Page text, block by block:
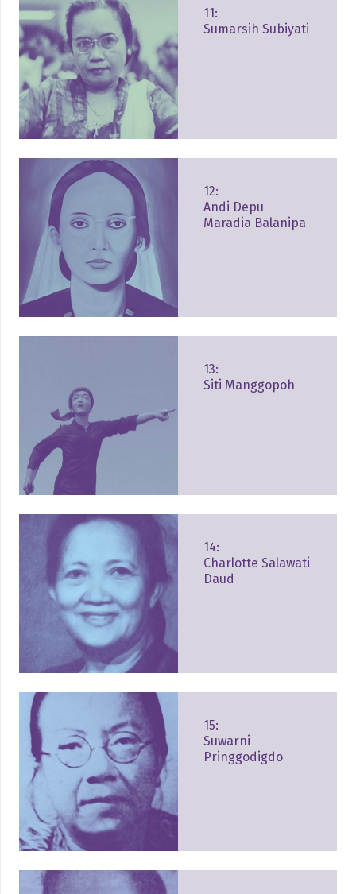
11:
Sumarsih Subiyati
12:
Andi Depu
Maradia Balanipa
13:
Siti Manggopoh
14:
Charlotte Salawati
Daud
15:
Suwarni
Pringgodigdo